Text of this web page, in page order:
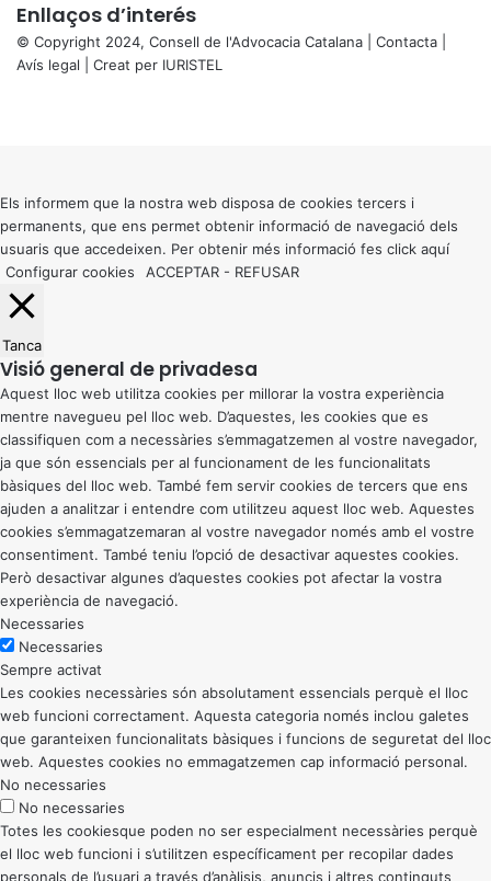
Enllaços d’interés
© Copyright 2024, Consell de l'Advocacia Catalana | Contacta
Avís legal | Creat per IURISTEL
button
Els informem que la nostra web disposa de cookies tercers i
permanents, que ens permet obtenir informació de navegació dels
usuaris que accedeixen. Per obtenir més informació fes click aquí
Configurar cookies
ACCEPTAR - REFUSAR
Tanca
Visió general de privadesa
Aquest lloc web utilitza cookies per millorar la vostra experiència
mentre navegueu pel lloc web. D’aquestes, les cookies que es
classifiquen com a necessàries s’emmagatzemen al vostre navegador,
ja que són essencials per al funcionament de les funcionalitats
bàsiques del lloc web. També fem servir cookies de tercers que ens
ajuden a analitzar i entendre com utilitzeu aquest lloc web. Aquestes
cookies s’emmagatzemaran al vostre navegador només amb el vostre
consentiment. També teniu l’opció de desactivar aquestes cookies.
Però desactivar algunes d’aquestes cookies pot afectar la vostra
experiència de navegació.
Necessaries
Necessaries
Sempre activat
Les cookies necessàries són absolutament essencials perquè el lloc
web funcioni correctament. Aquesta categoria només inclou galetes
que garanteixen funcionalitats bàsiques i funcions de seguretat del lloc
web. Aquestes cookies no emmagatzemen cap informació personal.
No necessaries
No necessaries
Totes les cookiesque poden no ser especialment necessàries perquè
el lloc web funcioni i s’utilitzen específicament per recopilar dades
personals de l’usuari a través d’anàlisis, anuncis i altres continguts